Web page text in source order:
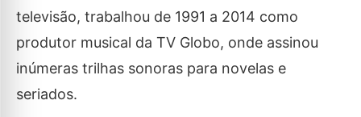
televisão, trabalhou de 1991 a 2014 como
produtor musical da TV Globo, onde assinou
inúmeras trilhas sonoras para novelas e
seriados.